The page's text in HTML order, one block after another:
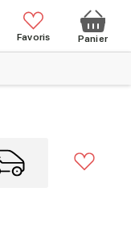
Favoris Panier